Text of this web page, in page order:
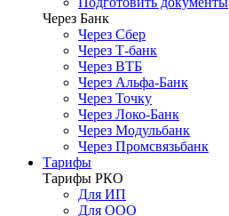
Через Банк
Через Сбер
Через Т-банк
Через ВТБ
Через Альфа-Банк
Через Точку
Через Локо-Банк
Через Модульбанк
Через Промсвязьбанк
Тарифы
Тарифы РКО
Для ИП
Для ООО